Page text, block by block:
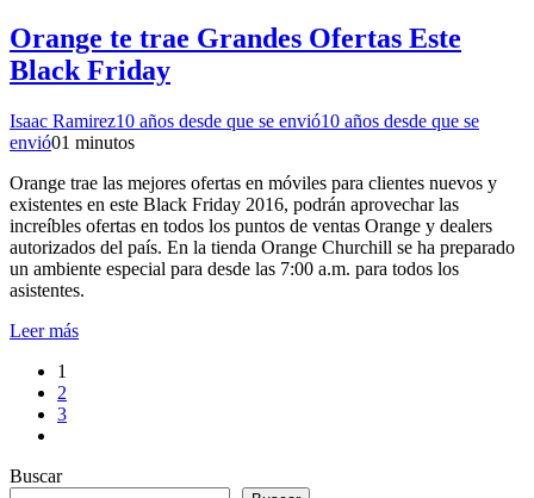
Orange te trae Grandes Ofertas Este
Black Friday
Isaac Ramirez10 años desde que se envió10 años desde que se
envió01 minutos
Orange trae las mejores ofertas en móviles para clientes nuevos y
existentes en este Black Friday 2016, podrán aprovechar las
increíbles ofertas en todos los puntos de ventas Orange y dealers
autorizados del país. En la tienda Orange Churchill se ha preparado
un ambiente especial para desde las 7:00 a.m. para todos los
asistentes.
Leer más
1
2
3
Buscar